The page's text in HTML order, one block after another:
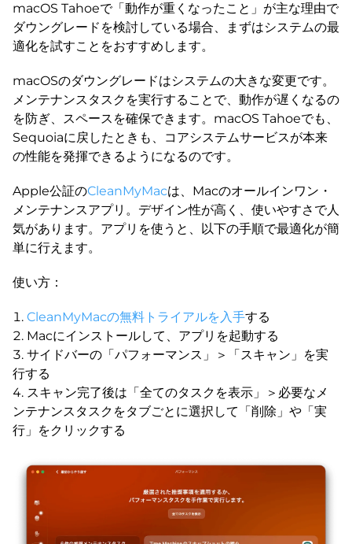
macOS Tahoeで「動作が重くなったこと」が主な理由で
ダウングレードを検討している場合、まずはシステムの最
適化を試すことをおすすめします。
macOSのダウングレードはシステムの大きな変更です。
メンテナンスタスクを実行することで、動作が遅くなるの
を防ぎ、スペースを確保できます。macOS Tahoeでも、
Sequoiaに戻したときも、コアシステムサービスが本来
の性能を発揮できるようになるのです。
Apple公証のCleanMyMacは、Macのオールインワン・
メンテナンスアプリ。デザイン性が高く、使いやすさで人
気があります。アプリを使うと、以下の手順で最適化が簡
単に行えます。
使い方：
CleanMyMacの無料トライアルを入手する
Macにインストールして、アプリを起動する
サイドバーの「パフォーマンス」＞「スキャン」を実
行する
スキャン完了後は「全てのタスクを表示」＞必要なメ
ンテナンスタスクをタブごとに選択して「削除」や「実
行」をクリックする